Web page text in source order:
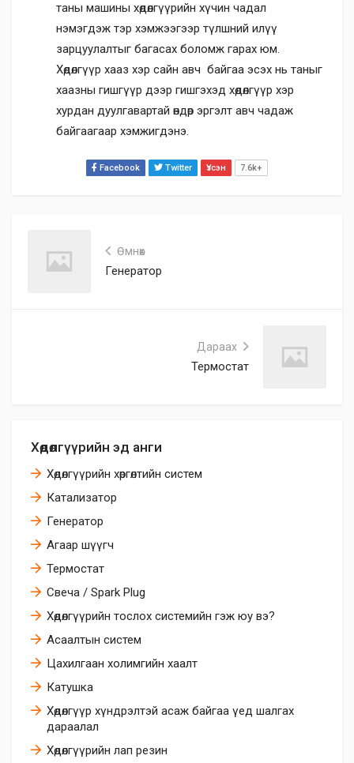
Хөдөлгүүрийн эд анги
Хөдөлгүүрийн хөргөлтийн систем
Катализатор
Генератор
Агаар шүүгч
Термостат
Свеча / Spark Plug
Хөдөлгүүрийн тослох системийн гэж юу вэ?
Асаалтын систем
Цахилгаан холимгийн хаалт
Катушка
Хөдөлгүүр хүндрэлтэй асаж байгаа үед шалгах
дараалал
Хөдөлгүүрийн лап резин
таны машины хөдөлгүүрийн хүчин чадал
нэмэгдэж тэр хэмжээгээр түлшний илүү
зарцуулалтыг багасах боломж гарах юм.
Хөдөлгүүр хааз хэр сайн авч байгаа эсэх нь таныг
хаазны гишгүүр дээр гишгэхэд хөдөлгүүр хэр
хурдан дуулгавартай өндөр эргэлт авч чадаж
байгаагаар хэмжигдэнэ.
Facebook Twitter Үзсэн 7.6k+
Өмнөх
Генератор
Дараах
Термостат